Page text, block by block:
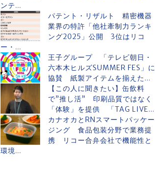
ンテ...
パテント・リザルト 精密機器
業界の特許「他社牽制力ランキ
ング2025」公開 3位はリコ
ー・...
王子グループ 「テレビ朝日・
六本木ヒルズSUMMER FES」に
協賛 紙製アイテムを揃えた...
【この人に聞きたい】缶飲料
で”推し活” 印刷品質ではなく
「体験」を提供 「TAG LIVE...
カナオカとRNスマートパッケー
ジング 食品包装分野で業務提
携 リコー合弁会社で機能性と
環境...